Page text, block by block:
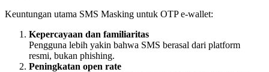
Keuntungan utama SMS Masking untuk OTP e-wallet:
Kepercayaan dan familiaritas
Pengguna lebih yakin bahwa SMS berasal dari platform
resmi, bukan phishing.
Peningkatan open rate